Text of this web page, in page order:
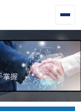
掌握